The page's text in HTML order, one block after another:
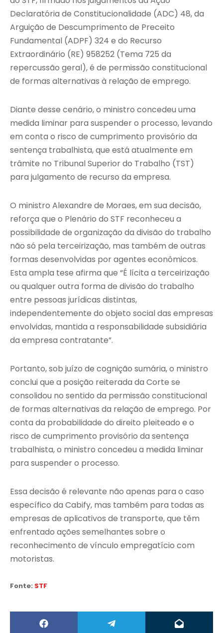
Declaratória de Constitucionalidade (ADC) 48, da
Arguição de Descumprimento de Preceito
Fundamental (ADPF) 324 e do Recurso
Extraordinário (RE) 958252 (Tema 725 da
repercussão geral), é de permissão constitucional
de formas alternativas à relação de emprego.
Diante desse cenário, o ministro concedeu uma
medida liminar para suspender o processo, levando
em conta o risco de cumprimento provisório da
sentença trabalhista, que está atualmente em
trâmite no Tribunal Superior do Trabalho (TST)
para julgamento de recurso da empresa.
O ministro Alexandre de Moraes, em sua decisão,
reforça que o Plenário do STF reconheceu a
possibilidade de organização da divisão do trabalho
não só pela terceirização, mas também de outras
formas desenvolvidas por agentes econômicos.
Esta ampla tese afirma que “É lícita a terceirização
ou qualquer outra forma de divisão do trabalho
entre pessoas jurídicas distintas,
independentemente do objeto social das empresas
envolvidas, mantida a responsabilidade subsidiária
da empresa contratante”.
Portanto, sob juízo de cognição sumária, o ministro
conclui que a posição reiterada da Corte se
consolidou no sentido da permissão constitucional
de formas alternativas da relação de emprego. Por
conta da probabilidade do direito pleiteado e o
risco de cumprimento provisório da sentença
trabalhista, o ministro concedeu a medida liminar
para suspender o processo.
Essa decisão é relevante não apenas para o caso
específico da Cabify, mas também para todas as
empresas de aplicativos de transporte, que têm
enfrentado ações semelhantes sobre o
reconhecimento de vínculo empregatício com
motoristas.
Fonte: STF